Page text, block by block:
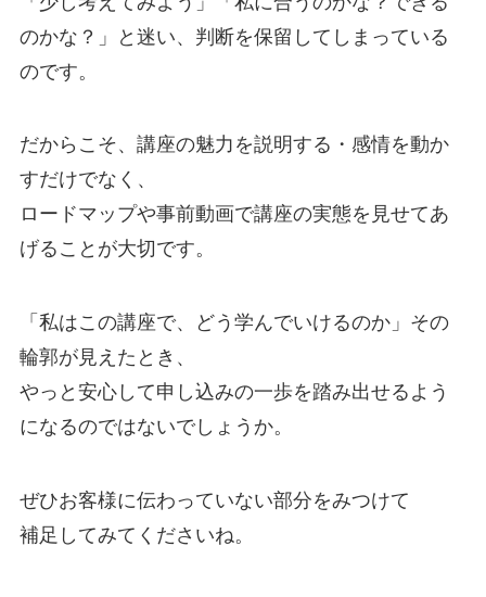
のかな？」と迷い、判断を保留してしまっている
のです。
だからこそ、講座の魅力を説明する・感情を動か
すだけでなく、
ロードマップや事前動画で講座の実態を見せてあ
げることが大切です。
「私はこの講座で、どう学んでいけるのか」その
輪郭が見えたとき、
やっと安心して申し込みの一歩を踏み出せるよう
になるのではないでしょうか。
ぜひお客様に伝わっていない部分をみつけて
補足してみてくださいね。